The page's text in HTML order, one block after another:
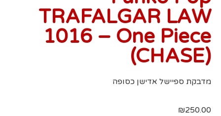
TRAFALGAR LAW
1016 – One Piece
(CHASE)
מדבקת ספיישל אדישן כסופה
₪250.00